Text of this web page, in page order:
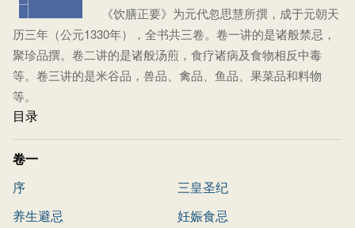
《饮膳正要》为元代忽思慧所撰，成于元朝天
历三年（公元1330年），全书共三卷。卷一讲的是诸般禁忌，
聚珍品撰。卷二讲的是诸般汤煎，食疗诸病及食物相反中毒
等。卷三讲的是米谷品，兽品、禽品、鱼品、果菜品和料物
等。
目录
卷一
序
三皇圣纪
养生避忌
妊娠食忌